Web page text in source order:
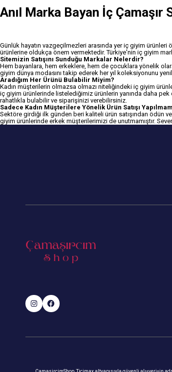
Anıl Marka Bayan İç
Günlük hayatın vazgeçilmezleri arasında yer iç giyim
ürünlerine oldukça önem vermektedir. Türkiye'nin iç giyim
Sitemizin Satışını Sunduğu Markalar Nelerdir?
Hem bayanlara, hem erkeklere, hem de çocuklara yönelik
giyim dünya modasını takip ederek her yıl koleksiyonunu
Aradığım Her Ürünü Bulabilir Miyim?
Kadın müşterilerin olmazsa olmazı niteliğindeki iç giyim
iç giyim ürünlerinde listelediğimiz ürünlerin yanında daha
rahatlıkla bulabilir ve siparişinizi verebilirsiniz.
Sadece Kadın Müşterilere Yönelik Ürün Satışı
Sektöre girdiği ilk günden beri kaliteli ürün satışından ödün
giyim ürünlerinde erkek müşterilerimizi de unutmamıştır.